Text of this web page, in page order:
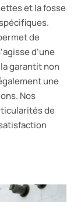
et la fosse
de
d’une
garantit non
une
Nos
de